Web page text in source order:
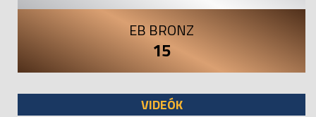
EB BRONZ
15
VIDEÓK